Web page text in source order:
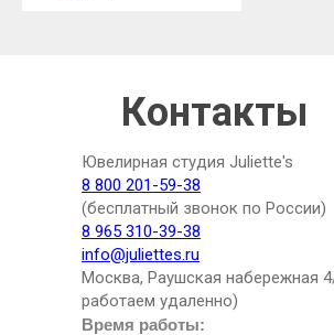
Время работы:
Ювелирная студия Juliette's
8 800 201-59-38
(бесплатный звонок по России)
8 965 310-39-38
info@juliettes.ru
Москва, Раушская набережная
работаем удаленно)
Контакты